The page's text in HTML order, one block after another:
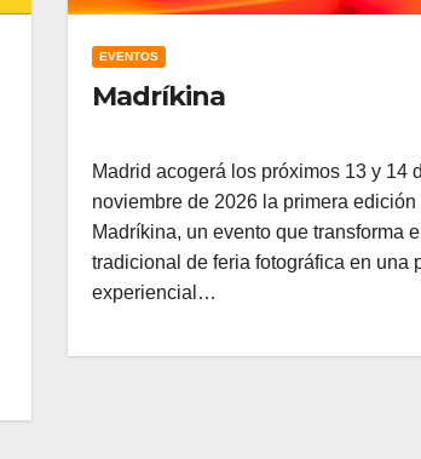
EVENTOS
Madríkina
Madrid acogerá los próximos 13 y 14
noviembre de 2026 la primera edición
Madríkina, un evento que transforma
tradicional de feria fotográfica en una
experiencial…